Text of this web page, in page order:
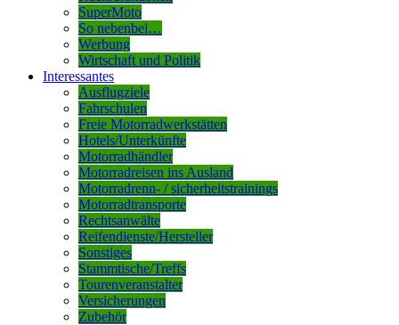
SuperMoto
So nebenbei…
Werbung
Wirtschaft und Politik
Interessantes
Ausflugziele
Fahrschulen
Freie Motorradwerkstätten
Hotels/Unterkünfte
Motorradhändler
Motorradreisen ins Ausland
Motorradrenn- / sicherheitstrainings
Motorradtransporte
Rechtsanwälte
Reifendienste/Hersteller
Sonstiges
Stammtische/Treffs
Tourenveranstalter
Versicherungen
Zubehör